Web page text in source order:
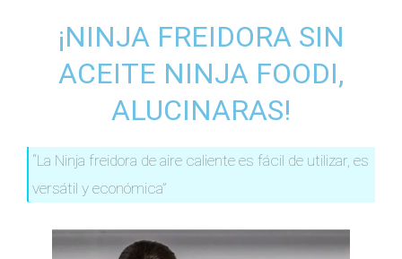
¡NINJA FREIDORA SIN
ACEITE NINJA FOODI,
ALUCINARAS!
“La Ninja freidora de aire caliente es fácil de utilizar, es
versátil y económica”